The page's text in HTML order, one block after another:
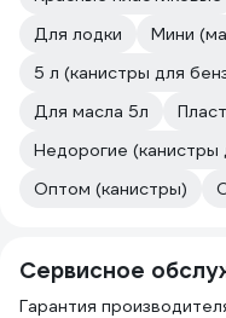
Для лодки
Мини
5 л (канистры для
Для масла 5л
Недорогие (канистры
Оптом (канистры)
Сервисное
Гарантия